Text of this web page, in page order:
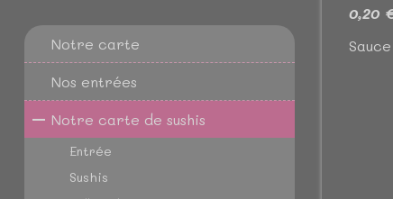
Notre carte
Nos entrées
Notre carte de sushis
Entrée
Sushis
0,20